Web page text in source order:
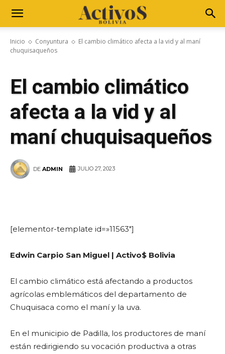
Inicio Conyuntura
El cambio climático afecta a la vid y al maní
chuquisaqueños
El cambio climático
afecta a la vid y al
maní chuquisaqueños
DE ADMIN JULIO 27, 2023
[elementor-template id=»11563″]
Edwin Carpio San Miguel | Activo$ Bolivia
El cambio climático está afectando a productos
agrícolas emblemáticos del departamento de
Chuquisaca como el maní y la uva.
En el municipio de Padilla, los productores de maní
están redirigiendo su vocación productiva a otras